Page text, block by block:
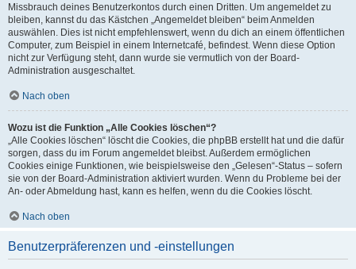
Missbrauch deines Benutzerkontos durch einen Dritten. Um angemeldet zu
bleiben, kannst du das Kästchen „Angemeldet bleiben“ beim Anmelden
auswählen. Dies ist nicht empfehlenswert, wenn du dich an einem öffentlichen
Computer, zum Beispiel in einem Internetcafé, befindest. Wenn diese Option
nicht zur Verfügung steht, dann wurde sie vermutlich von der Board-
Administration ausgeschaltet.
Nach oben
Wozu ist die Funktion „Alle Cookies löschen“?
„Alle Cookies löschen“ löscht die Cookies, die phpBB erstellt hat und die dafür
sorgen, dass du im Forum angemeldet bleibst. Außerdem ermöglichen
Cookies einige Funktionen, wie beispielsweise den „Gelesen“-Status – sofern
sie von der Board-Administration aktiviert wurden. Wenn du Probleme bei der
An- oder Abmeldung hast, kann es helfen, wenn du die Cookies löscht.
Nach oben
Benutzerpräferenzen und -einstellungen